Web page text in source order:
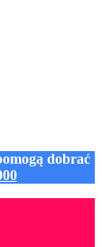
dobrać